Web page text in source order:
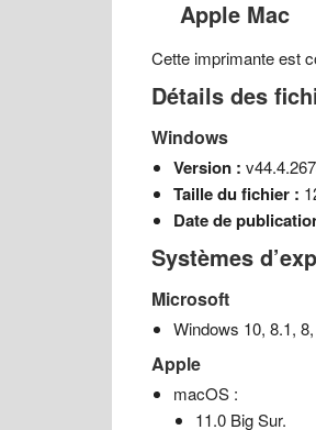
Apple Mac
Cette imprimante est
Détails des
Windows
Version :
Taille du fichier :
Date de
Systèmes
Microsoft
Windows 10, 8.1,
Apple
macOS :
11.0 Big Sur.